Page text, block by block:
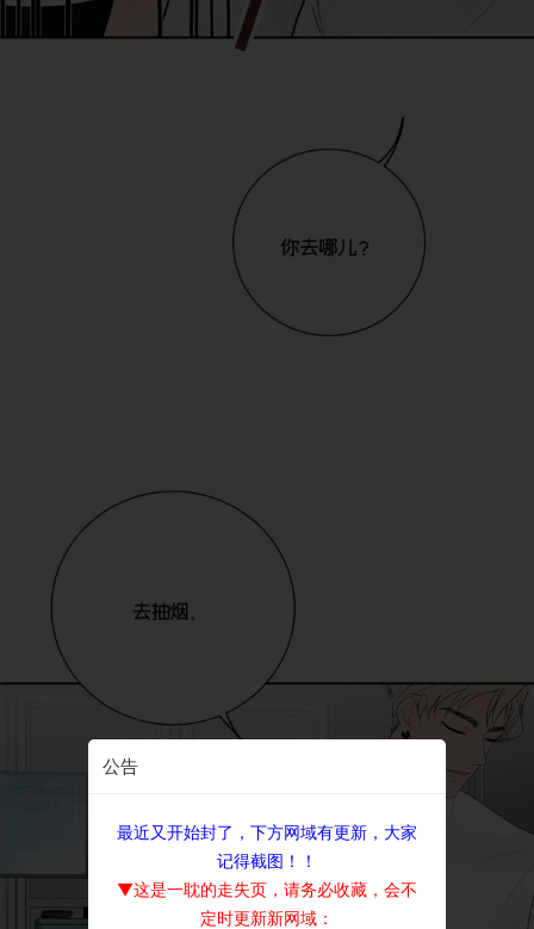
公告
最近又开始封了，下方网域有更新，大家
记得截图！！
▼这是一耽的走失页，请务必收藏，会不
定时更新新网域：